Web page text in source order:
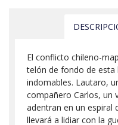
El conflicto chileno-
telón de fondo de esta
indomables. Lautaro,
compañero Carlos, un
adentran en un espiral
llevará a lidiar con la